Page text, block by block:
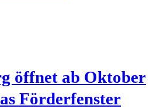
öff­net ab Okto­ber
Förderfenster